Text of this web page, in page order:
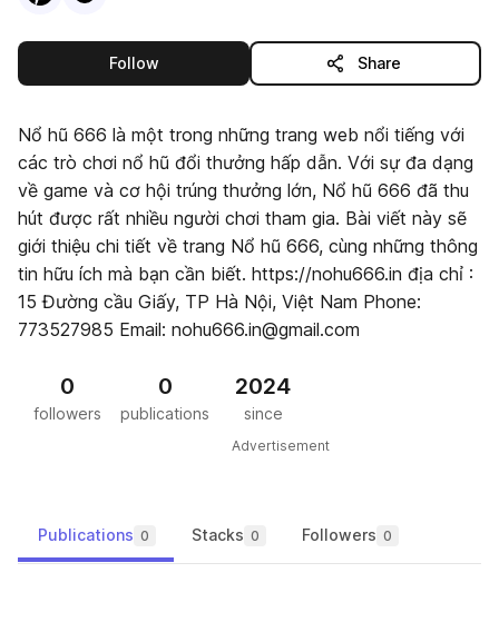
Followthis publisher Share
Nổ hũ 666 là một trong những trang web nổi tiếng với
các trò chơi nổ hũ đổi thưởng hấp dẫn. Với sự đa dạng
về game và cơ hội trúng thưởng lớn, Nổ hũ 666 đã thu
hút được rất nhiều người chơi tham gia. Bài viết này sẽ
giới thiệu chi tiết về trang Nổ hũ 666, cùng những thông
tin hữu ích mà bạn cần biết. https://nohu666.in địa chỉ :
15 Đường cầu Giấy, TP Hà Nội, Việt Nam Phone:
773527985 Email: nohu666.in@gmail.com
0
followers
0
publications
2024
since
Advertisement
Publications 0 Stacks 0 Followers 0